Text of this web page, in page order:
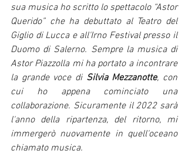
sua musica ho scritto lo spettacolo “Astor
Querido” che ha debuttato al Teatro del
Giglio di Lucca e all'Irno Festival presso il
Duomo di Salerno. Sempre la musica di
Astor Piazzolla mi ha portato a incontrare
la grande voce di Silvia Mezzanotte, con
cui ho appena cominciato una
collaborazione. Sicuramente il 2022 sarà
l'anno della ripartenza, del ritorno, mi
immergerò nuovamente in quell'oceano
chiamato musica.